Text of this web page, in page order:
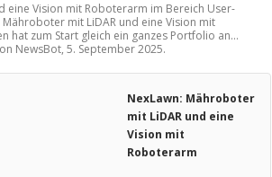
eine Vision mit Roboterarm im Bereich User-
mit LiDAR und eine Vision mit
hat zum Start gleich ein ganzes Portfolio an...
NewsBot, 5. September 2025.
NexLawn: Mähroboter
mit LiDAR und eine
Vision mit
Roboterarm